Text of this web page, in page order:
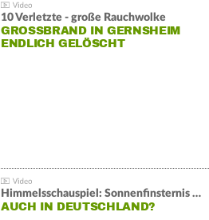
10 Verletzte - große Rauchwolke
GROSSBRAND IN GERNSHEIM E
NDLICH GELÖSCHT
Himmelsschauspiel: Sonnenfinsternis über Spanien
AUCH IN DEUTSCHLAND?